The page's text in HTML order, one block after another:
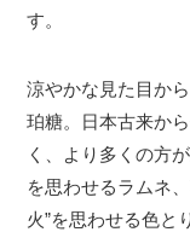
す。
涼やかな見た目か
珀糖。日本古来か
く、より多くの方
を思わせるラムネ
火”を思わせる色と